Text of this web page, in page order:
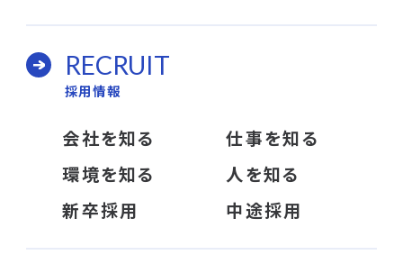
RECRUIT
採用情報
会社を知る
仕事を知る
環境を知る
人を知る
新卒採用
中途採用